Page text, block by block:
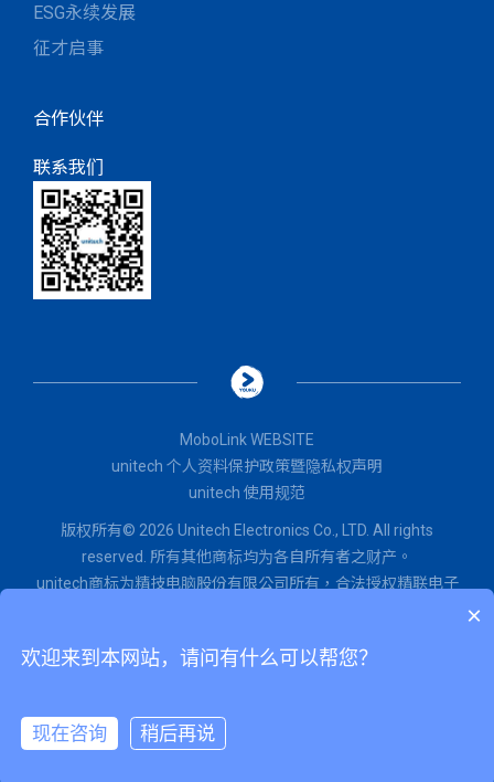
为改善网站和用户体验，本网站会使用Cookie。
ESG永续发展
征才启事
合作伙伴
联系我们
MoboLink WEBSITE
unitech 个人资料保护政策暨隐私权声明
unitech 使用规范
版权所有© 2026 Unitech Electronics Co., LTD. All rights
reserved. 所有其他商标均为各自所有者之财产。
unitech商标为精技电脑股份有限公司所有， 合法授权精联电子
闽ICP备2022015071号
×
欢迎来到本网站，请问有什么可以帮您？
现在咨询 稍后再说